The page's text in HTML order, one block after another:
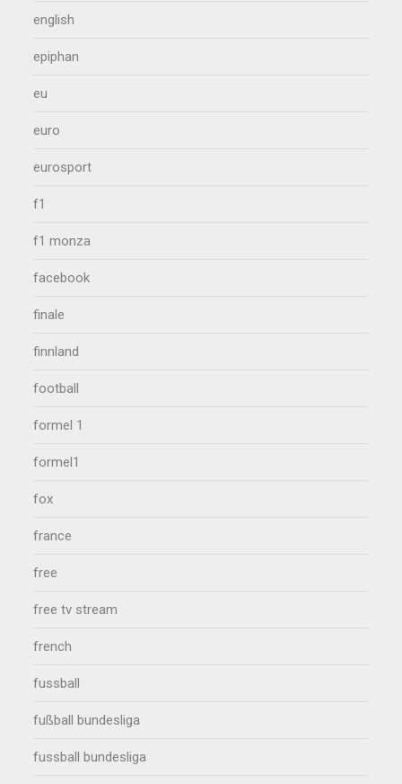
english
epiphan
eu
euro
eurosport
f1
f1 monza
facebook
finale
finnland
football
formel 1
formel1
fox
france
free
free tv stream
french
fussball
fußball bundesliga
fussball bundesliga